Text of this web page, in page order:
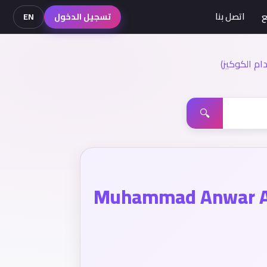
الكوكيز)
اتصل بنا تسجيل الدخول EN
🔍
Muhammad Anwar